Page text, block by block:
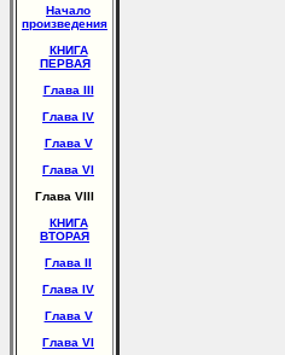
Начало
произведения
КНИГА
ПЕРВАЯ
Глава III
Глава IV
Глава V
Глава VI
Глава VIII
КНИГА
ВТОРАЯ
Глава II
Глава IV
Глава V
Глава VI